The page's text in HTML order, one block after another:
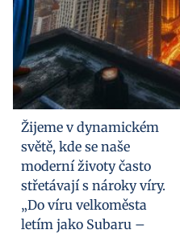
Žijeme v dynamickém
světě, kde se naše
moderní životy často
střetávají s nároky víry.
„Do víru velkoměsta
letím jako Subaru –